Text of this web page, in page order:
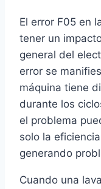
El error F05 en
tener un
general del
error se
máquina tiene
durante los
el problema
solo la
generando
Cuando una